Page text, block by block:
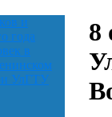
и
года
в
УлГТУ
8